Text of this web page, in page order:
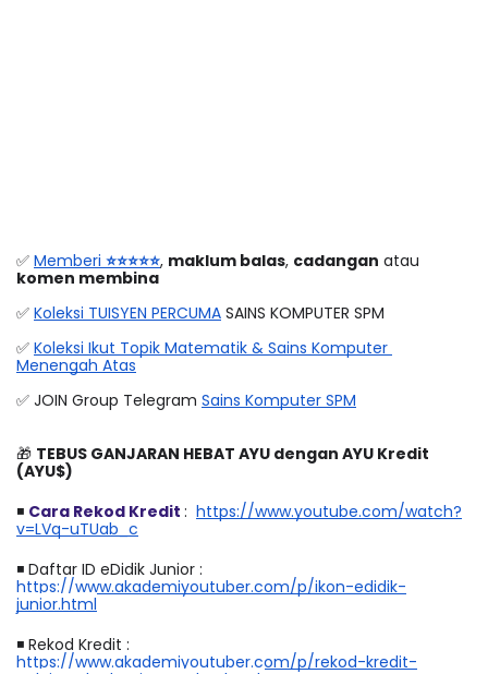
✅ Memberi ⭐⭐⭐⭐⭐, maklum balas, cadangan
komen membina
✅ Koleksi TUISYEN PERCUMA SAINS KOMPUTER SPM
✅ Koleksi Ikut Topik Matematik & Sains Komputer
Menengah Atas
✅ JOIN Group Telegram Sains Komputer SPM
🎁 TEBUS GANJARAN HEBAT AYU dengan AYU Kredit
(AYU$)
◾ Cara Rekod Kredit : https://www.youtube.com/watch?
v=LVq-uTUab_c
◾ Daftar ID eDidik Junior :
https://www.akademiyoutuber.com/p/ikon-edidik-
junior.html
◾ Rekod Kredit :
https://www.akademiyoutuber.com/p/rekod-kredit-